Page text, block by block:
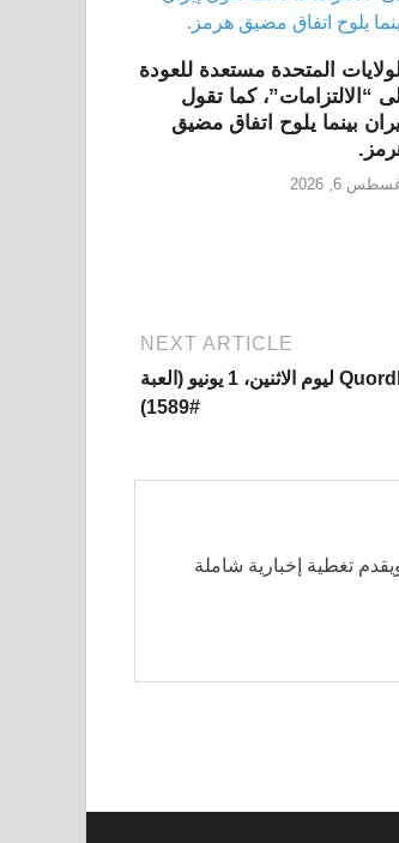
المتحدة مستعدة للعودة
“الالتزامات”، كما تقول
إيران بينما يلوح اتفاق مضيق
6, 2026
NEXT ARTICLE
تلميحات وإجابات Quordle ليوم الاثنين، 1 يونيو (العبة
#1589)
تغطية إخبارية شاملة